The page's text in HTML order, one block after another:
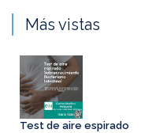
Más vistas
Test de aire espirado